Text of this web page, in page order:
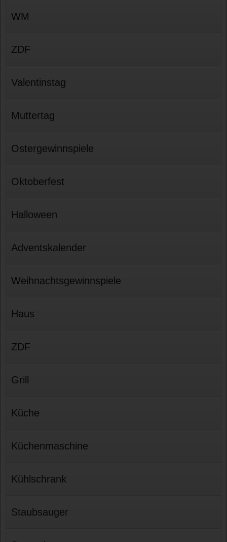
WM
ZDF
Valentinstag
Muttertag
Ostergewinnspiele
Oktoberfest
Halloween
Adventskalender
Weihnachtsgewinnspiele
Haus
ZDF
Grill
Küche
Küchenmaschine
Kühlschrank
Staubsauger